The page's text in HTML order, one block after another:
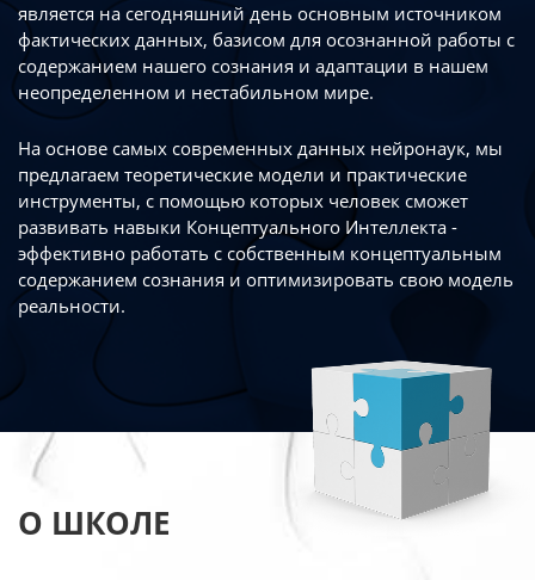
является на сегодняшний день основным источником
фактических данных, базисом для осознанной работы с
содержанием нашего сознания и адаптации в нашем
неопределенном и нестабильном мире.
На основе самых современных данных нейронаук, мы
предлагаем теоретические модели и практические
инструменты, с помощью которых человек сможет
развивать навыки Концептуального Интеллекта -
эффективно работать с собственным концептуальным
содержанием сознания и оптимизировать свою модель
реальности.
О ШКОЛЕ